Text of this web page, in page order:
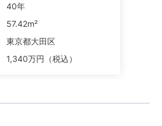
40年
57.42m²
東京都大田区
1,340万円（税込）